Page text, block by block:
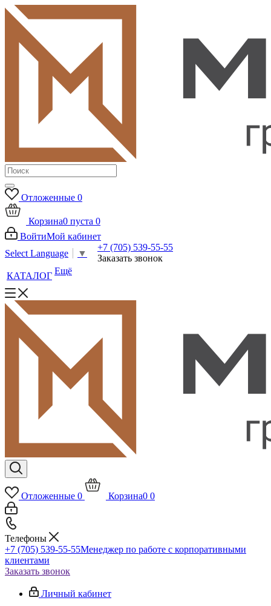
Отложенные 0
Корзина0 пуста 0
ВойтиМой кабинет
Select Language
▼
+7 (705) 539-55-55
Заказать звонок
КАТАЛОГ Ещё
Отложенные 0 Корзина0 0
Телефоны
+7 (705) 539-55-55Менеджер по работе с корпоративными
клиентами
Заказать звонок
Личный кабинет